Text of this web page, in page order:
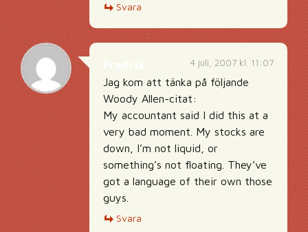
Svara
4 juli, 2007 kl. 11:07
Jag kom att tänka på följande
Woody Allen-citat:
My accountant said I did this at a
very bad moment. My stocks are
down, I’m not liquid, or
something’s not floating. They’ve
got a language of their own those
guys.
Svara